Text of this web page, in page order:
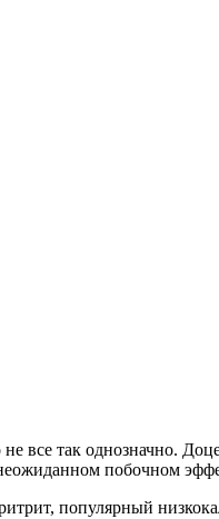
все так однозначно.
побочном
популярный